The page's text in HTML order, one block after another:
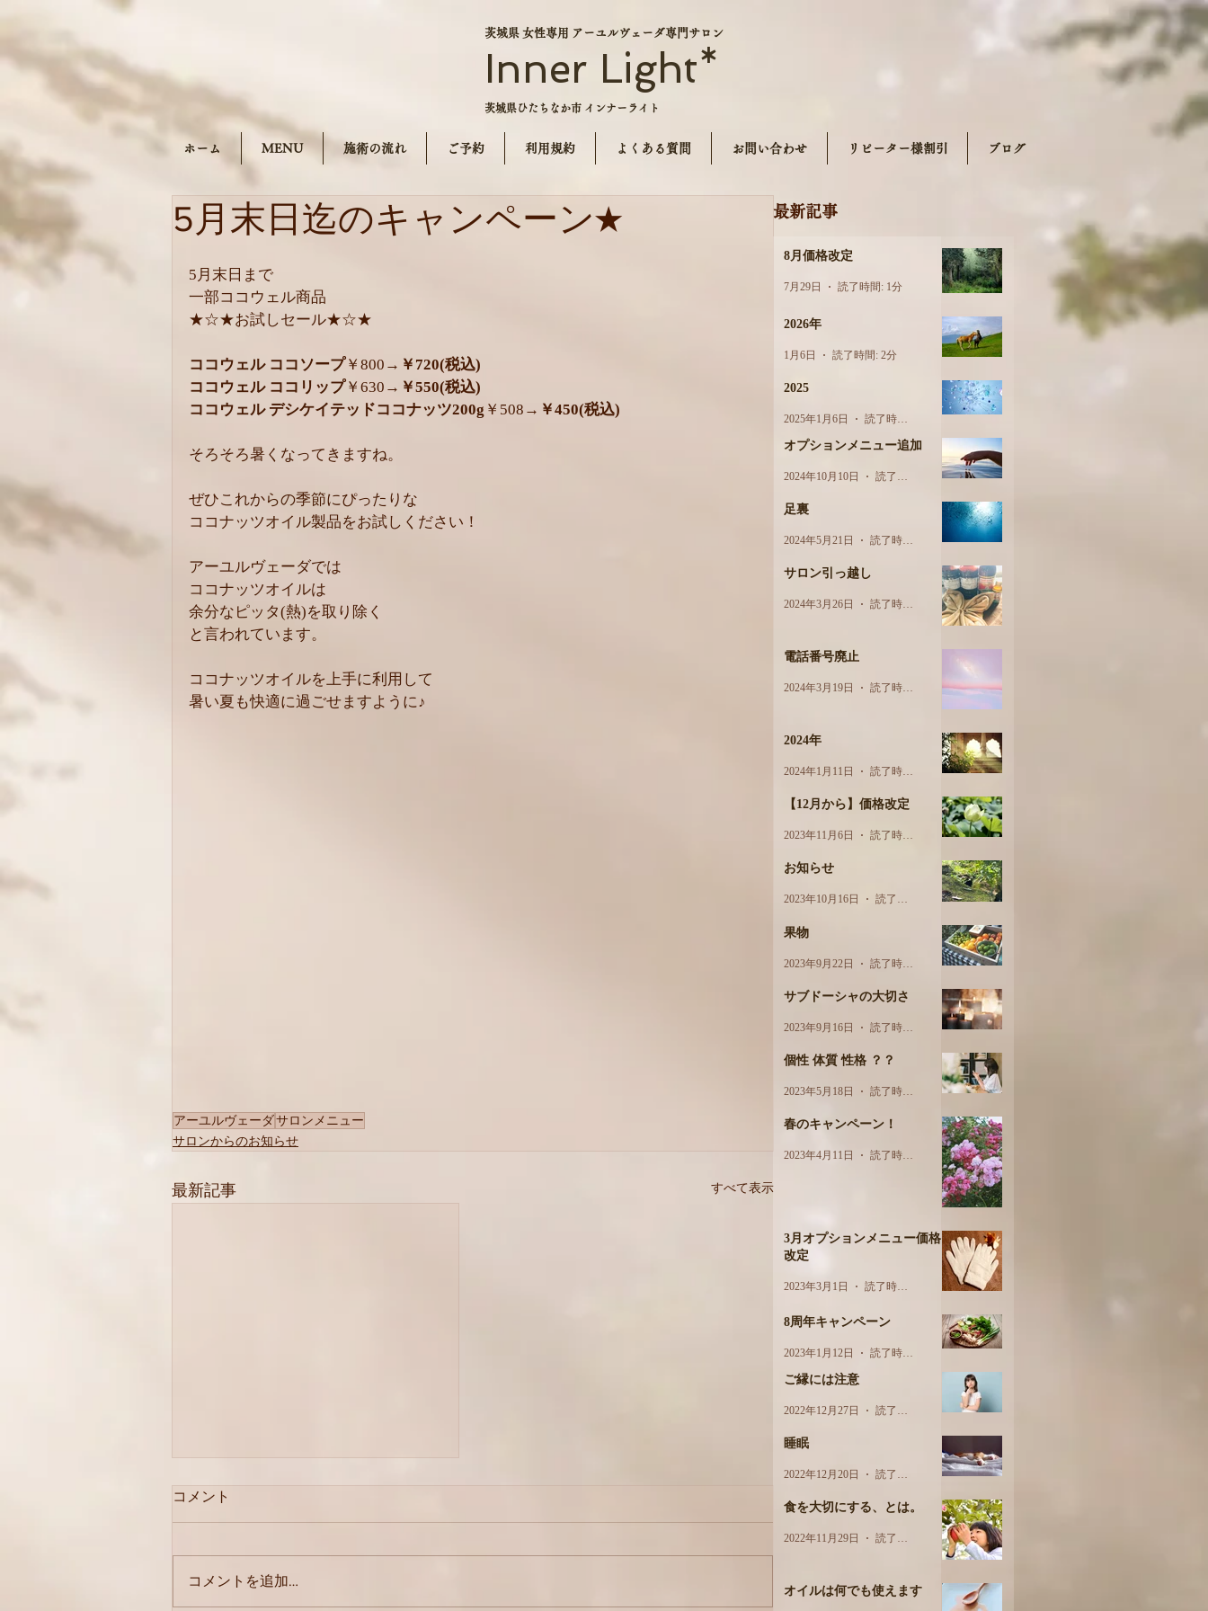
茨城県 女性専用 アーユルヴェーダ専門サロン
Inner Light*
茨城県ひたちなか市 インナーライト
ホーム MENU 施術の流れ ご予約 利用規約 よくある質問 お問い合わせ リピーター様割引 ブログ
5月末日迄のキャンペーン★
5月末日まで
一部ココウェル商品
★☆★お試しセール★☆★
ココウェル ココソープ￥800 →￥720(税込)
ココウェル ココリップ￥630 →￥550(税込)
ココウェル デシケイテッドココナッツ200g ￥508→ ￥450(税込)
そろそろ暑くなってきますね。
ぜひこれからの季節にぴったりな
ココナッツオイル製品をお試しください！
アーユルヴェーダでは
ココナッツオイルは
余分なピッタ(熱)を取り除く
と言われています。
ココナッツオイルを上手に利用して
暑い夏も快適に過ごせますように♪
アーユルヴェーダサロンメニュー
サロンからのお知らせ
最新記事 すべて表示
コメント
コメントを追加…
最新記事
8月価格改定
7月29日 読了時間: 1分
2026年
1月6日 読了時間: 2分
2025
2025年1月6日
オプションメニュー追加
2024年10月10日
足裏
2024年5月21日
サロン引っ越し
2024年3月26日
電話番号廃止
2024年3月19日
2024年
2024年1月11日
【12月から】価格改定
2023年11月6日
お知らせ
2023年10月16日
果物
2023年9月22日
サブドーシャの大切さ
2023年9月16日
個性 体質 性格 ？？
2023年5月18日
春のキャンペーン！
2023年4月11日
3月オプションメニュー価格
改定
2023年3月1日
8周年キャンペーン
2023年1月12日
ご縁には注意
2022年12月27日
睡眠
2022年12月20日
食を大切にする、とは。
2022年11月29日
オイルは何でも使えます